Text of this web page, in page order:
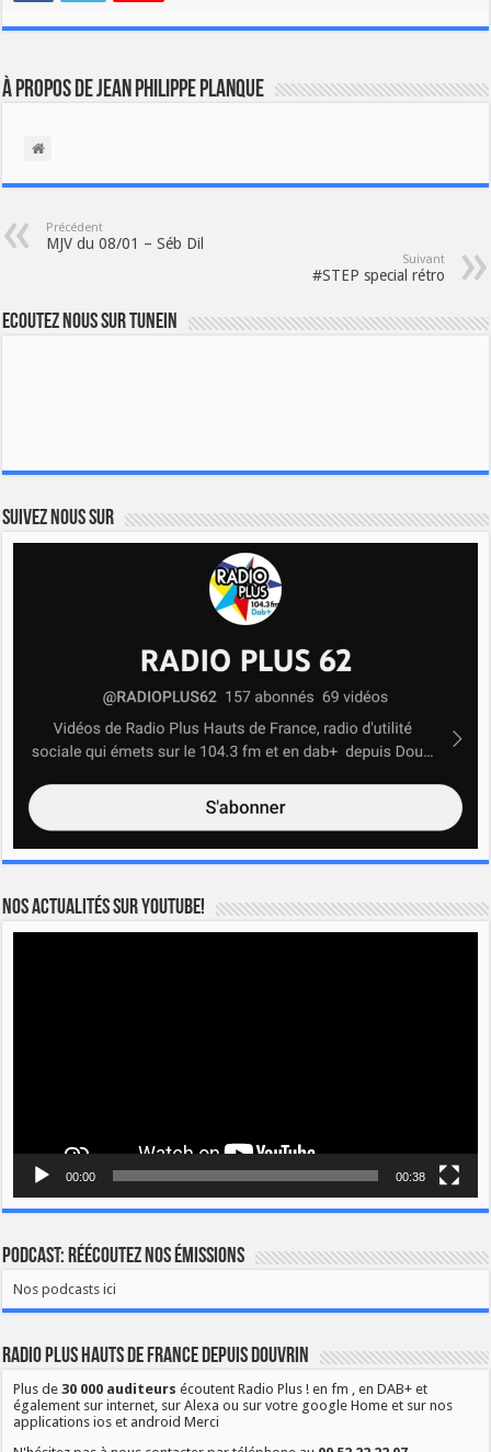
À propos de Jean Philippe Planque
Précédent
MJV du 08/01 – Séb Dil
Suivant
#STEP special rétro
Ecoutez nous sur TuneIn
Suivez nous sur
Nos actualités sur YOUTUBE!
00:00 00:38
Podcast: Réécoutez nos émissions
Nos podcasts ici
Radio Plus Hauts de France depuis Douvrin
Plus de30 000 auditeurs écoutent Radio Plus ! en fm , en DAB+ et
également sur internet, sur Alexa ou sur votre google Home et sur nos
applications ios et android Merci